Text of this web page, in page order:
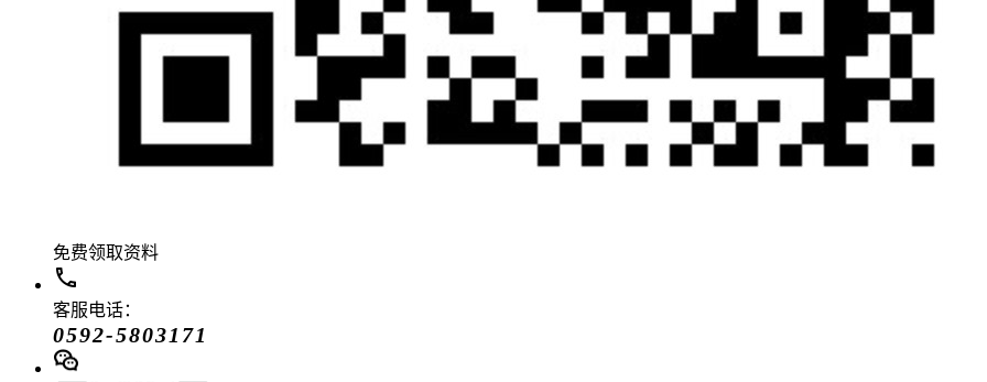
免费领取资料
客服电话：
0592-5803171